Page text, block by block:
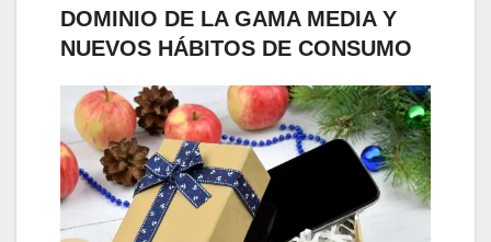
DOMINIO DE LA GAMA MEDIA Y
NUEVOS HÁBITOS DE CONSUMO